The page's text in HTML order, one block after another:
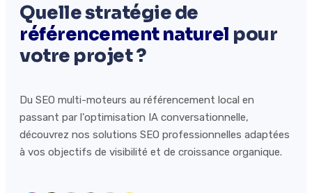
Quelle stratégie de
référencement naturel pour
votre projet ?
Du SEO multi-moteurs au référencement local en
passant par l'optimisation IA conversationnelle,
découvrez nos solutions SEO professionnelles adaptées
à vos objectifs de visibilité et de croissance organique.